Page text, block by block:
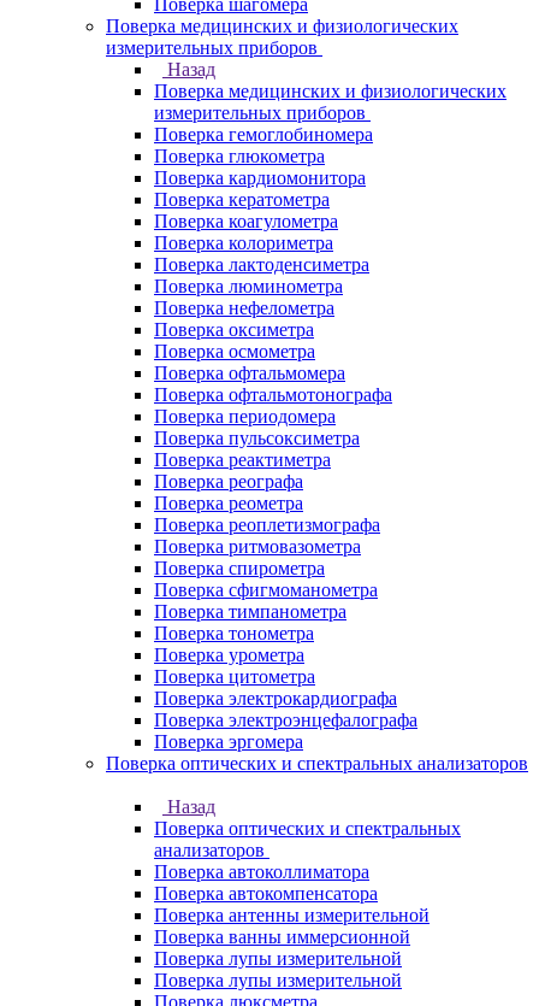
Поверка шагомера
Поверка медицинских и физиологических
измерительных приборов
Назад
Поверка медицинских и физиологических
измерительных приборов
Поверка гемоглобиномера
Поверка глюкометра
Поверка кардиомонитора
Поверка кератометра
Поверка коагулометра
Поверка колориметра
Поверка лактоденсиметра
Поверка люминометра
Поверка нефелометра
Поверка оксиметра
Поверка осмометра
Поверка офтальмомера
Поверка офтальмотонографа
Поверка периодомера
Поверка пульсоксиметра
Поверка реактиметра
Поверка реографа
Поверка реометра
Поверка реоплетизмографа
Поверка ритмовазометра
Поверка спирометра
Поверка сфигмоманометра
Поверка тимпанометра
Поверка тонометра
Поверка урометра
Поверка цитометра
Поверка электрокардиографа
Поверка электроэнцефалографа
Поверка эргомера
Поверка оптических и спектральных анализаторов
Назад
Поверка оптических и спектральных
анализаторов
Поверка автоколлиматора
Поверка автокомпенсатора
Поверка антенны измерительной
Поверка ванны иммерсионной
Поверка лупы измерительной
Поверка лупы измерительной
Поверка люксметра